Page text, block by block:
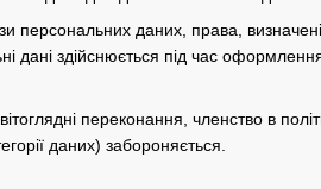
персональних даних, права,
дані здійснюється під час
переконання, членство в
даних) забороняється.